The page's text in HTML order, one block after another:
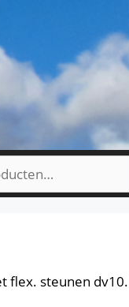
flex. steunen